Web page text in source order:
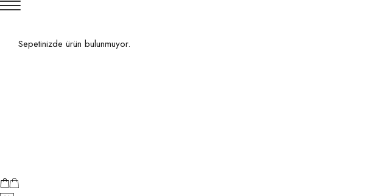
Sepetinizde ürün bulunmuyor.